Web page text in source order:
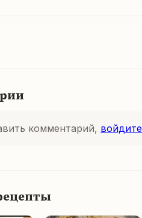
комментарий, войдите